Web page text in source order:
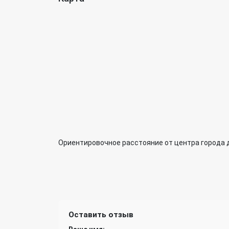
Ориентировочное расстояние от центра города
Оставить отзыв